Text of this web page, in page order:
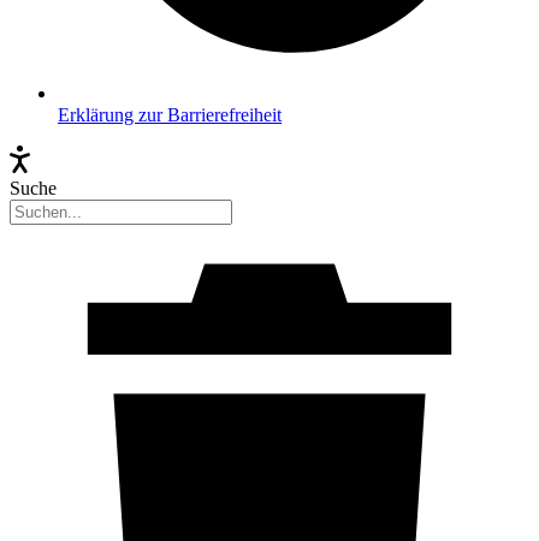
Erklärung zur Barrierefreiheit
Suche